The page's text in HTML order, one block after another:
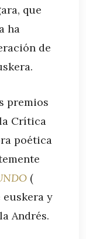
que
ha
de
premios
Crítica
poética
(
euskera y
Andrés.